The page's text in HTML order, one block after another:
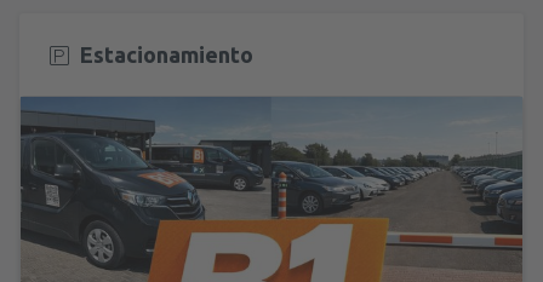
Estacionamiento